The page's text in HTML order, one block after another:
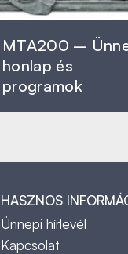
MTA200 –
honlap és
programok
HASZNOS
Ünnepi hírlevél
Kapcsolat